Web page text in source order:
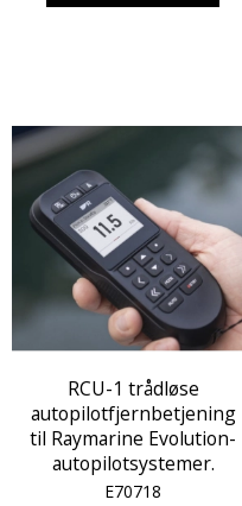
RCU-1 trådløse
autopilotfjernbetjening
til Raymarine Evolution-
autopilotsystemer.
E70718